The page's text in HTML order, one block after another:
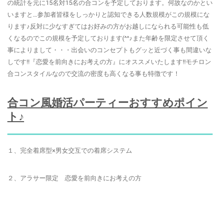
の統計を元に15名対15名の合コンを予定しております。何故なのかとい
いますと…参加者皆様をしっかりと認知できる人数規模がこの規模にな
ります♪反対に少なすぎてはお好みの方がお越しになられる可能性も低
くなるのでこの規模を予定しております(^^♪また年齢を限定させて頂く
事によりまして・・・出会いのコンセプトもグッと近づく事も間違いな
しです!!『恋愛を前向きにお考えの方』にオススメいたします!!モチロン
合コンスタイルなので交流の密度も高くなる事も特徴です！
合コン風婚活パーティーおすすめポイン
ト♪
１、完全着席型×男女交互での着席システム
２、アラサー限定 恋愛を前向きにお考えの方